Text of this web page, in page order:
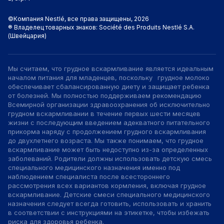
прикорма наряду с продолжением грудного
понимаем, что грудное вскармливание может быть
недоступно из-за определенных заболеваний. Родители
должны использовать детскую смесь специального
медицинского назначения только под наблюдением
смеси специального медицинского назначения следует
всегда готовить, использовать и хранить в соответствии
с инструкциями на этикетке, чтобы избежать риска для
здоровья ребенка. Сохранение грудного вскармливания
у ребенка с аллергией к белкам коровьего молока
возможно при соблюдении мамой специальной диеты. При
искусственном/смешанном вскармливании показано
специальное лечебное питание на основе
высокогидролизованного белка или аминокислот,
назначаемое специалистом.
©Компания Nestlé, все права защищены, 2026
® Владелец товарных знаков: Société des Produits Nestlé S.A.
(Швейцария)
Мы считаем, что грудное вскармливание является идеальным
началом питания для младенцев, поскольку⠀грудное молоко
обеспечивает сбалансированную диету и защищает ребенка
от болезней. Мы полностью поддерживаем рекомендацию
Всемирной организации здравоохранения об исключительно
грудном вскармливании в течение первых шести месяцев
жизни с последующим введением адекватного питательного
прикорма наряду с продолжением грудного вскармливания
до двухлетнего возраста. Мы также понимаем, что грудное
вскармливание может быть недоступно из-за определенных
заболеваний. Родители должны использовать детскую смесь
специального медицинского назначения именно под
наблюдением специалиста после всестороннего
рассмотрения всех вариантов кормления, включая грудное
вскармливание. Детские смеси специального медицинского
назначения следует всегда готовить, использовать и хранить
в соответствии с инструкциями на этикетке, чтобы избежать
риска для здоровья ребенка.